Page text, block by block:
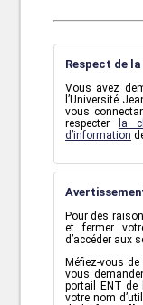
Respect de
Vous avez
l’Université
vous
respecter
la
d’information
Pour des
et fermer
d’accéder aux
Méfiez-vous
vous
portail ENT de
votre nom